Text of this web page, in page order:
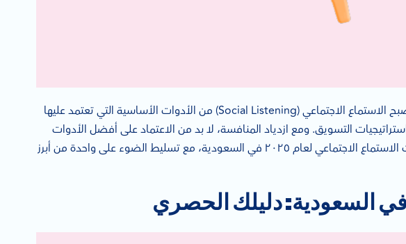
في عصر التحول الرقمي والتواصل المستمر عبر منصات التواصل الاجتماعي، أصبح الاستماع الاجتماعي (Social Listening) من الأدوات الأساسية التي تعتمد عليها
التسويق. ومع ازدياد المنافسة، لا بد من الاعتماد على أفضل الأدوات
التي تقدم تحليلات دقيقة وموثوقة. في هذا المقال، سنستعرض أفضل أدوات الاستماع الاجتماعي لعام ٢٠٢٥ في السعودية، مع تسليط الضوء على واحدة من أبرز